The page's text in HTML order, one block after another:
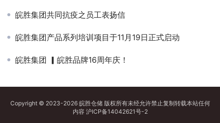
皖胜集团共同抗疫之员工表扬信
皖胜集团产品系列培训项目于11月19日正式启动
皖胜集团 ▎皖胜品牌16周年庆！
Copyright © 2023-2026 皖胜仓储 版权所有未经允许禁止复制转载本站任何
内容 沪ICP备14042621号-2